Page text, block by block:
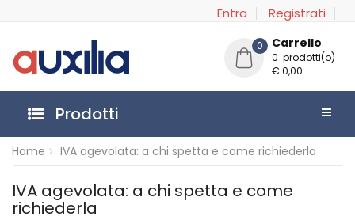
Entra Registrati
0 Carrello
0 prodotti(o)
€ 0,00
Prodotti
Home IVA agevolata: a chi spetta e come richiederla
IVA agevolata: a chi spetta e come
richiederla